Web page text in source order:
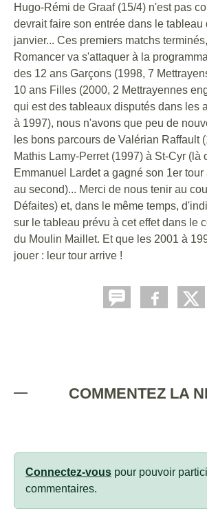
Hugo-Rémi de Graaf (15/4) n'est pas
devrait faire son entrée dans le tableau
janvier... Ces premiers matchs
Romancer va s'attaquer à la
des 12 ans Garçons (1998, 7
10 ans Filles (2000, 2 Mettrayennes
qui est des tableaux disputés dans les
à 1997), nous n'avons que peu de
les bons parcours de Valérian Raffault
Mathis Lamy-Perret (1997) à St-Cyr (là
Emmanuel Lardet a gagné son 1er
au second)... Merci de nous tenir au
Défaites) et, dans le même temps,
sur le tableau prévu à cet effet dans le
du Moulin Maillet. Et que les 2001 à
jouer : leur tour arrive !
COMMENTEZ LA
Connectez-vous pour pouvoir
commentaires.